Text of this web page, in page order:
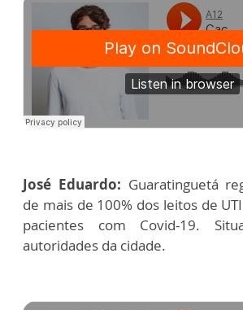
José Eduardo: Guaratinguetá
de mais de 100% dos leitos de
pacientes com Covid-19.
autoridades da cidade.